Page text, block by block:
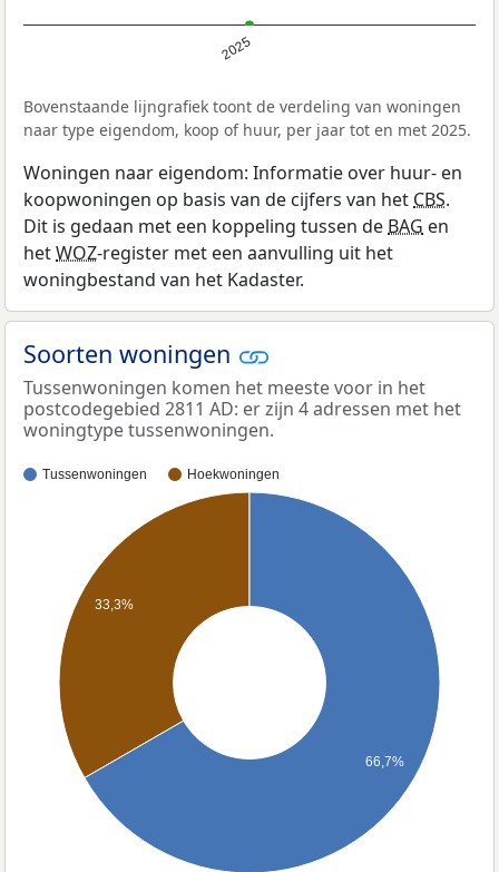
2025
Bovenstaande lijngrafiek toont de verdeling van woningen
naar type eigendom, koop of huur, per jaar tot en met 2025.
Woningen naar eigendom: Informatie over huur- en
koopwoningen op basis van de cijfers van het CBS.
Dit is gedaan met een koppeling tussen de BAG en
hetWOZ-register met een aanvulling uit het
woningbestand van het Kadaster.
Soorten woningen
Tussenwoningen komen het meeste voor in het
postcodegebied 2811 AD: er zijn 4 adressen met het
woningtype tussenwoningen.
Tussenwoningen Hoekwoningen
33,3%
66,7%